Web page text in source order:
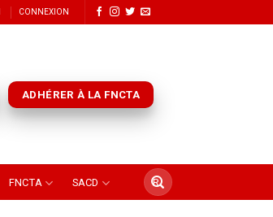
CONNEXION
ADHÉRER À LA FNCTA
FNCTA SACD